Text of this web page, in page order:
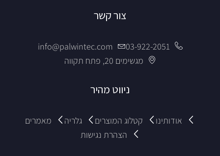
צור קשר
03-922-2051
info@palwintec.com
מגשימים 20, פתח תקווה
ניווט מהיר
אודותינו קטלוג המוצרים גלריה
מאמרים
הצהרת נגישות